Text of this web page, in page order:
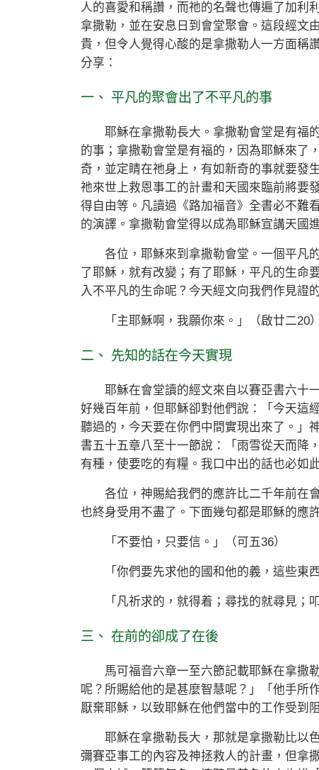
人的喜愛和稱讚，而祂的名聲也傳遍了加利
拿撒勒，並在安息日到會堂聚會。這段經文
貴，但令人覺得心酸的是拿撒勒人一方面稱
分享：
一、 平凡的聚會出了不平凡的事
耶穌在拿撒勒長大。拿撒勒會堂是有福的
的事；拿撒勒會堂是有福的，因為耶穌來了
奇，並定睛在祂身上，有如新奇的事就要發
祂來世上救恩事工的計畫和天國來臨前將要
得自由等。凡讀過《路加福音》全書必不難
的演譯。拿撒勒會堂得以成為耶穌宣講天國
各位，耶穌來到拿撒勒會堂。一個平凡的
了耶穌，就有改變；有了耶穌，平凡的生
入不平凡的生命呢？今天經文向我們作見證
「主耶穌啊，我願你來。」（啟廿二20）
二、 先知的話在今天實現
耶穌在會堂讀的經文來自以賽亞書六十一
好幾百年前，但耶穌卻對他們說：「今天這
聽過的，今天要在你們中間實現出來了。」
書五十五章八至十一節說：「雨雪從天而降
有種，使要吃的有糧。我口中出的話也必如
各位，神賜給我們的應許比二千年前在會
也終身受用不盡了。下面幾句都是耶穌的應許
「不要怕，只要信。」（可五36）
「你們要先求他的國和他的義，這些東西
「凡祈求的，就得着；尋找的就尋見；叩
三、 在前的卻成了在後
馬可福音六章一至六節記載耶穌在拿撒勒
呢？所賜給他的是甚麼智慧呢？」「他手所
厭棄耶穌，以致耶穌在他們當中的工作受到
耶穌在拿撒勒長大，那就是拿撒勒比以色
彌賽亞事工的內容及神拯救人的計畫，但拿